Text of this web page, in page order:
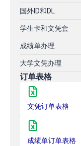
国外ID和DL
学生卡和文凭套
成绩单办理
大学文凭办理
订单表格
文凭订单表格
成绩单订单表格